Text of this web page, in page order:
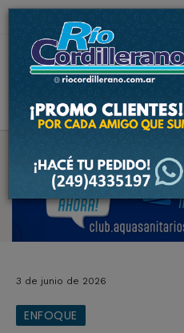
5.4 ºC 8 de agosto de 2026
3 de junio de 2026
ENFOQUE